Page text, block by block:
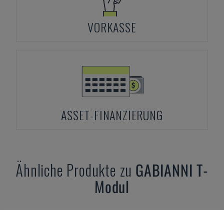
VORKASSE
ASSET-FINANZIERUNG
Ähnliche Produkte zu GABIANNI T-
Modul